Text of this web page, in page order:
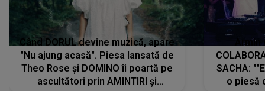
Când DORUL devine muzică, apare
"Nu ajung acasă". Piesa lansată de
Theo Rose și DOMINO îi poartă pe
ascultători prin AMINTIRI și
SACHA:
o piesă